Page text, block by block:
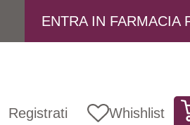
ENTRA IN FARMACIA
Registrati Whishlist